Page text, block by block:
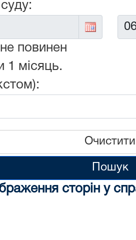
повинен
1 місяць.
До:
Очистити
Пошук
сторін у